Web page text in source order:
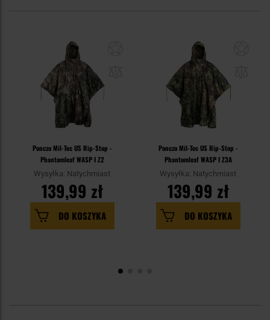
Ponczo Mil-Tec US Rip-Stop -
Phantomleaf WASP I Z2
Wysyłka: Natychmiast
139,99 zł
DO KOSZYKA
Ponczo Mil-Tec US Rip-Stop -
Phantomleaf WASP I Z3A
Wysyłka: Natychmiast
139,99 zł
DO KOSZYKA